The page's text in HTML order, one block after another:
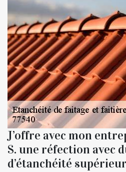
J’offre avec mon
S. une réfection avec
d’étanchéité